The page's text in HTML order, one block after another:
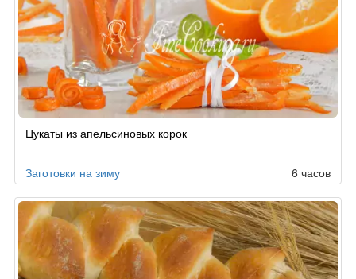
Цукаты из апельсиновых корок
Заготовки на зиму 6 часов